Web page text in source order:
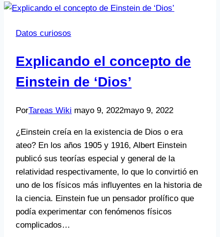
Datos curiosos
Explicando el concepto de
Einstein de ‘Dios’
PorTareas Wiki mayo 9, 2022mayo 9, 2022
¿Einstein creía en la existencia de Dios o era
ateo? En los años 1905 y 1916, Albert Einstein
publicó sus teorías especial y general de la
relatividad respectivamente, lo que lo convirtió en
uno de los físicos más influyentes en la historia de
la ciencia. Einstein fue un pensador prolífico que
podía experimentar con fenómenos físicos
complicados…